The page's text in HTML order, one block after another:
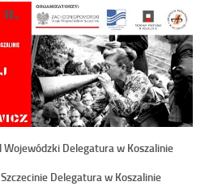
Delegatura w Koszalinie
Delegatura w Koszalinie